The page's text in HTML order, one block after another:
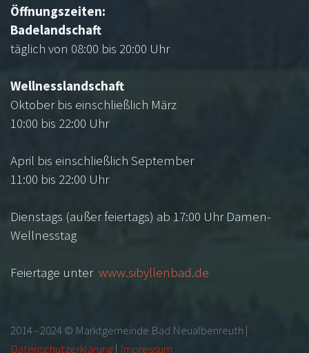
Öffnungszeiten:
Badelandschaft
täglich von 08:00 bis 20:00 Uhr
Wellnesslandschaft
Oktober bis einschließlich März
10:00 bis 22:00 Uhr
April bis einschließlich September
11:00 bis 22:00 Uhr
Dienstags (außer feiertags) ab 17:00 Uhr Damen-
Wellnesstag
Feiertage unter www.sibyllenbad.de
2014 - 2024 © Marktgemeinde Bad Neualbenreuth |
Datenschutzerklärung| Impressum